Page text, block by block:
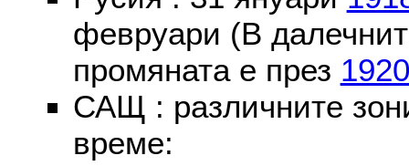
февруари (В
промяната е през 1920
САЩ : различните
време: